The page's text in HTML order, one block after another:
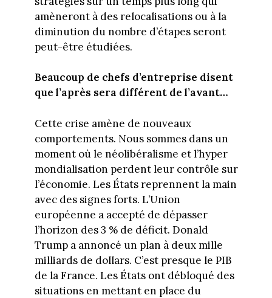
amèneront à des relocalisations ou à la
diminution du nombre d’étapes seront
peut-être étudiées.
Beaucoup de chefs d’entreprise disent
que l’après sera différent de l’avant…
Cette crise amène de nouveaux
comportements. Nous sommes dans un
moment où le néolibéralisme et l’hyper
mondialisation perdent leur contrôle sur
l’économie. Les États reprennent la main
avec des signes forts. L’Union
européenne a accepté de dépasser
l’horizon des 3 % de déficit. Donald
Trump a annoncé un plan à deux mille
milliards de dollars. C’est presque le PIB
de la France. Les États ont débloqué des
situations en mettant en place du